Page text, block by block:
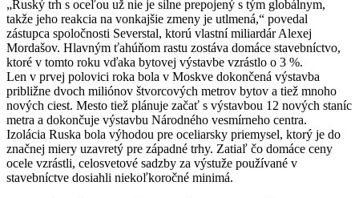
„Ruský trh s oceľou už nie je silne prepojený s tým globálnym,
takže jeho reakcia na vonkajšie zmeny je utlmená,“ povedal
zástupca spoločnosti Severstal, ktorú vlastní miliardár Alexej
Mordašov. Hlavným ťahúňom rastu zostáva domáce stavebníctvo,
ktoré v tomto roku vďaka bytovej výstavbe vzrástlo o 3 %.
Len v prvej polovici roka bola v Moskve dokončená výstavba
približne dvoch miliónov štvorcových metrov bytov a tiež mnoho
nových ciest. Mesto tiež plánuje začať s výstavbou 12 nových staníc
metra a dokončuje výstavbu Národného vesmírneho centra.
Izolácia Ruska bola výhodou pre oceliarsky priemysel, ktorý je do
značnej miery uzavretý pre západné trhy. Zatiaľ čo domáce ceny
ocele vzrástli, celosvetové sadzby za výstuže používané v
stavebníctve dosiahli niekoľkoročné minimá.